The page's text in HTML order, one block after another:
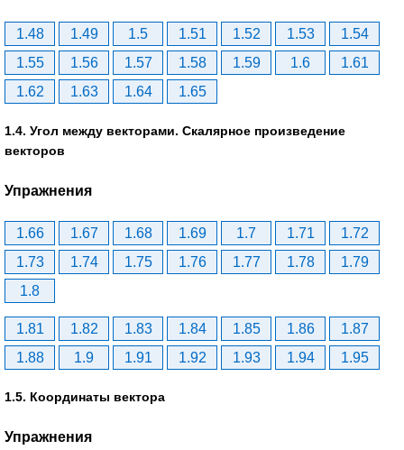
1.48 1.49 1.5 1.51 1.52 1.53
1.54
1.55
1.56 1.57 1.58 1.59 1.6
1.61
1.62
1.63 1.64 1.65
1.4. Угол между векторами. Скалярное произведение
векторов
Упражнения
1.66 1.67 1.68 1.69 1.7 1.71
1.72
1.73
1.74 1.75 1.76 1.77 1.78
1.79
1.8
1.81 1.82 1.83 1.84 1.85 1.86
1.87
1.88
1.9 1.91 1.92 1.93 1.94 1.95
1.5. Координаты вектора
Упражнения